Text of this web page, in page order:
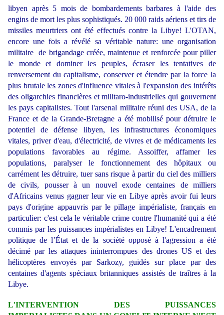
libyen après 5 mois de bombardements barbares à l'aide des
engins de mort les plus sophistiqués. 20 000 raids aériens et tirs de
missiles meurtriers ont été effectués contre la Libye! L'OTAN,
encore une fois a révélé sa véritable nature: une organisation
militaire de brigandage créée, maintenue et renforcée pour piller
le monde et dominer les peuples, écraser les tentatives de
renversement du capitalisme, conserver et étendre par la force la
plus brutale les zones d'influence vitales à l'expansion des intérêts
des oligarchies financières et militaro-industrielles qui gouvernent
les pays capitalistes. Tout l'arsenal militaire réuni des USA, de la
France et de la Grande-Bretagne a été mobilisé pour détruire le
potentiel de défense libyen, les infrastructures économiques
vitales, priver d'eau, d'électricité, de vivres et de médicaments les
populations favorables au régime. Assoiffer, affamer les
populations, paralyser le fonctionnement des hôpitaux ou
carrément les détruire, tuer sans risque à partir du ciel des milliers
de civils, pousser à un nouvel exode centaines de milliers
d'Africains venus gagner leur vie en Libye après avoir fui leurs
pays d'origine appauvris par le pillage impérialiste, français en
particulier: c'est cela le véritable crime contre l'humanité qui a été
commis par les puissances impérialistes en Libye! L'encadrement
politique de l’État et de la société opposé à l'agression a été
décimé par les attaques ininterrompues des drones US et des
hélicoptères envoyés par Sarkozy, guidés sur place par des
centaines d'agents spéciaux britanniques assistés de traîtres à la
Libye.
L'INTERVENTION DES PUISSANCES